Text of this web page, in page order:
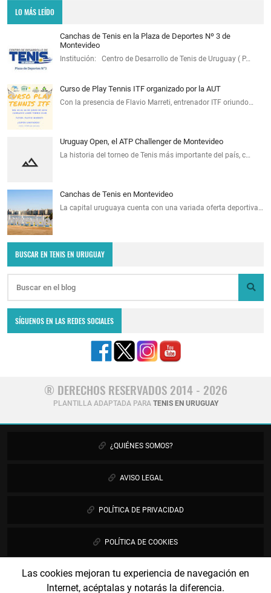
Las cookies mejoran tu experiencia de navegación en
Internet, acéptalas y notarás la diferencia.
LO MÁS LEÍDO
Canchas de Tenis en la Plaza de Deportes Nº 3 de
Montevideo
Institución: Centro de Desarrollo de Tenis de Uruguay ( P…
Curso de Play Tennis ITF organizado por la AUT
Con la presencia de Flavio Marreti, entrenador ITF oriundo…
Uruguay Open, el ATP Challenger de Montevideo
La historia del torneo de Tenis más importante del país, c…
Canchas de Tenis en Montevideo
La capital uruguaya cuenta con una variada oferta deportiva…
BUSCAR EN TENIS EN URUGUAY
SÍGUENOS EN LAS REDES SOCIALES
® DERECHOS RESERVADOS 2014 - 2026
PLANTILLA ADAPTADA PARA TENIS EN URUGUAY
¿QUIÉNES SOMOS?
AVISO LEGAL
POLÍTICA DE PRIVACIDAD
POLÍTICA DE COOKIES
PUBLICIDAD